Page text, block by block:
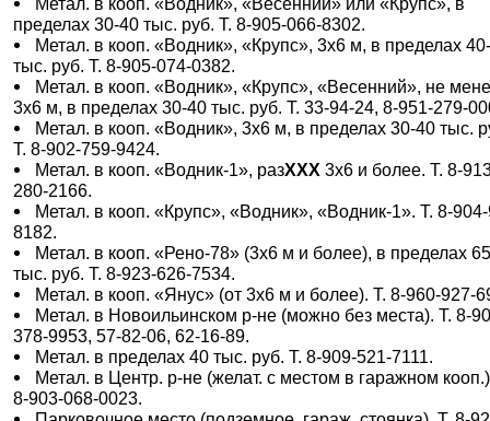
пределах 30-40 тыс. руб. Т. 8-905-066-8302.
Метал. в кооп. «Водник», «Крупс», 3х6 м, в пределах
тыс. руб. Т. 8-905-074-0382.
Метал. в кооп. «Водник», «Крупс», «Весенний», не
3х6 м, в пределах 30-40 тыс. руб. Т. 33-94-24, 8-951-279-
Метал. в кооп. «Водник», 3х6 м, в пределах 30-40 тыс.
Т. 8-902-759-9424.
Метал. в кооп. «Водник-1», разXXX 3х6 и более. Т. 8-
280-2166.
Метал. в кооп. «Крупс», «Водник», «Водник-1». Т. 8-
8182.
Метал. в кооп. «Рено-78» (3х6 м и более), в пределах
тыс. руб. Т. 8-923-626-7534.
Метал. в кооп. «Янус» (от 3х6 м и более). Т. 8-960-927-
Метал. в Новоильинском р-не (можно без места). Т. 8-
378-9953, 57-82-06, 62-16-89.
Метал. в пределах 40 тыс. руб. Т. 8-909-521-7111.
Метал. в Центр. р-не (желат. с местом в гаражном
8-903-068-0023.